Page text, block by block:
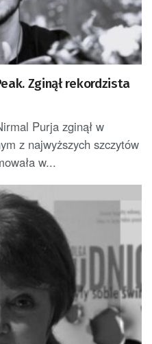
Zginął rekordzista
Purja zginął w
z najwyższych szczytów
w...